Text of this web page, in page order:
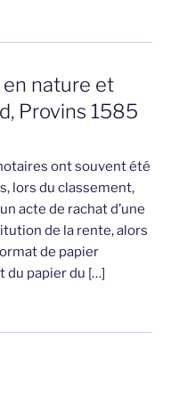
nature et
Provins 1585
ont souvent été
lors du classement,
acte de rachat d’une
de la rente, alors
de papier
papier du […]